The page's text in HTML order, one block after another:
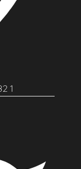
1